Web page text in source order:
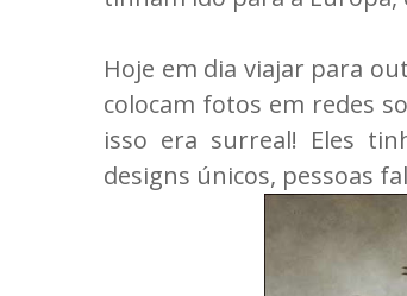
Hoje em dia viajar para
colocam fotos em redes
isso era surreal! Eles
designs únicos, pessoas